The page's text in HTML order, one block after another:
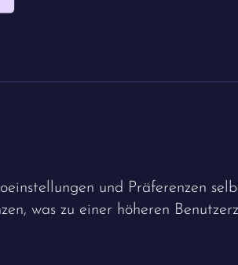
und Präferenzen
was zu einer höheren